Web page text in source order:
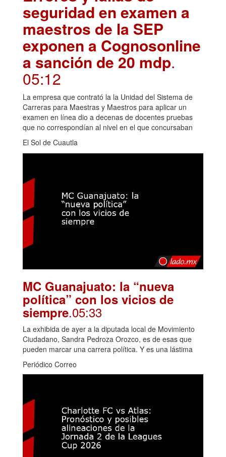
seguridad en examen a
maestros de la SEP
exponen a Cognosonline
a sanción de 20 mdp.
05:12
La empresa que contrató la la Unidad del Sistema de
Carreras para Maestras y Maestros para aplicar un
examen en línea dio a decenas de docentes pruebas
que no correspondían al nivel en el que concursaban
El Sol de Cuautla
MC Guanajuato: la “nueva
política” con los vicios de
siempre.05:33
La exhibida de ayer a la diputada local de Movimiento
Ciudadano, Sandra Pedroza Orozco, es de esas que
pueden marcar una carrera política. Y es una lástima
Periódico Correo